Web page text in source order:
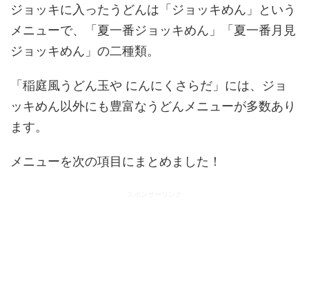
ジョッキに入ったうどんは「ジョッキめん」という
メニューで、「夏一番ジョッキめん」「夏一番月見
ジョッキめん」の二種類。
「稲庭風うどん玉や にんにくさらだ」には、ジョ
ッキめん以外にも豊富なうどんメニューが多数あり
ます。
メニューを次の項目にまとめました！